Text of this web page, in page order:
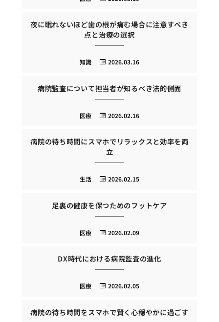
夜に眠れないほど歯の根が痛む場合に注意すべき
点と治療の選択
2026.03.16
知識
病院監査について担当者が知るべき法的側面
2026.02.16
医療
病院の待ち時間にスマホでリラックスと効率を両
立
2026.02.15
生活
足裏の健康を保つためのフットケア
2026.02.09
医療
DX時代における病院監査の進化
2026.02.05
医療
病院の待ち時間をスマホで賢く心穏やかに過ごす